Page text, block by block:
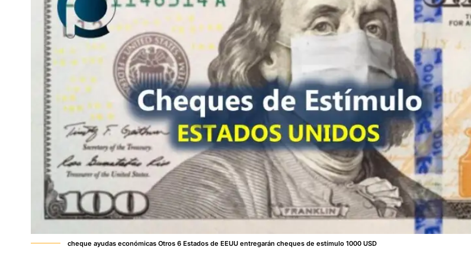
cheque ayudas económicas Otros 6 Estados de EEUU entregarán cheques de estímulo 1000 USD